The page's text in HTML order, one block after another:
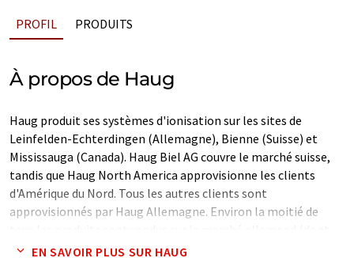
PROFIL PRODUITS
À propos de Haug
Haug produit ses systèmes d'ionisation sur les sites de
Leinfelden-Echterdingen (Allemagne), Bienne (Suisse) et
Mississauga (Canada). Haug Biel AG couvre le marché suisse,
tandis que Haug North America approvisionne les clients
d'Amérique du Nord. Tous les autres clients sont
approvisionnés par Haug Allemagne. Environ la moitié de
une part importante est ensuite exportée). L'autre moitié est
EN SAVOIR PLUS SUR HAUG